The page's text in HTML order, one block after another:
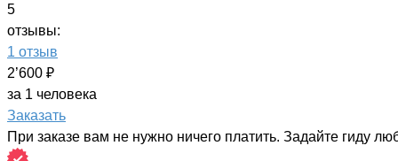
5
отзывы:
1 отзыв
2’600 ₽
за 1 человека
Заказать
При заказе вам не нужно ничего платить. Задайте гиду